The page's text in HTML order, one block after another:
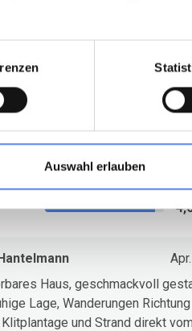
Auswahl erlauben
Sommerhaus-Flair –
und der frischen Meeresluft.
Region
Haus, geschmackvoll
Lage, Wanderungen Richtung
und Strand direkt vom